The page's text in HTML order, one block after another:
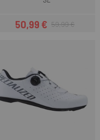
Preu
50,99 €Preu regular
59,99 €